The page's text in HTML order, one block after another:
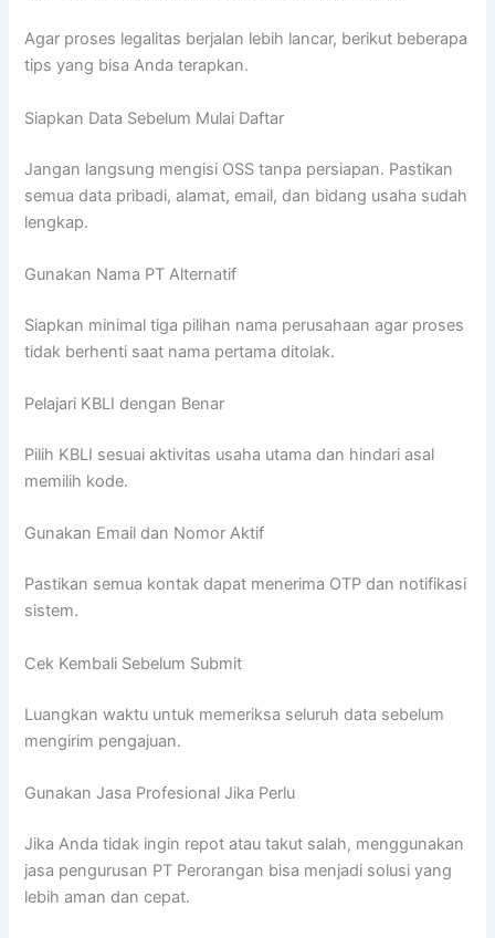
Agar proses legalitas berjalan lebih lancar, berikut beberapa
tips yang bisa Anda terapkan.
Siapkan Data Sebelum Mulai Daftar
Jangan langsung mengisi OSS tanpa persiapan. Pastikan
semua data pribadi, alamat, email, dan bidang usaha sudah
lengkap.
Gunakan Nama PT Alternatif
Siapkan minimal tiga pilihan nama perusahaan agar proses
tidak berhenti saat nama pertama ditolak.
Pelajari KBLI dengan Benar
Pilih KBLI sesuai aktivitas usaha utama dan hindari asal
memilih kode.
Gunakan Email dan Nomor Aktif
Pastikan semua kontak dapat menerima OTP dan notifikasi
sistem.
Cek Kembali Sebelum Submit
Luangkan waktu untuk memeriksa seluruh data sebelum
mengirim pengajuan.
Gunakan Jasa Profesional Jika Perlu
Jika Anda tidak ingin repot atau takut salah, menggunakan
jasa pengurusan PT Perorangan bisa menjadi solusi yang
lebih aman dan cepat.